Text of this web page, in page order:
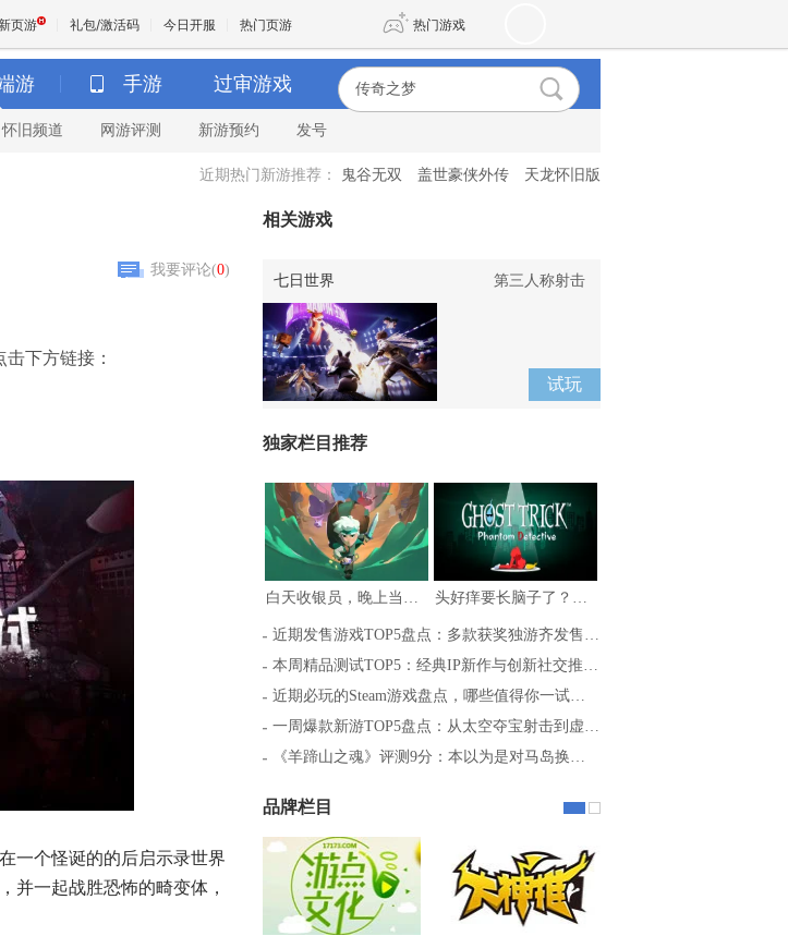
新页游 礼包/激活码 今日开服 热门页游 热门游戏
游 手游 过审游戏
怀旧频道 网游评测 新游预约 发号
近期热门新游推荐： 鬼谷无双 盖世豪侠外传 天龙怀旧版
我要评论(0)
下方链接：
一个怪诞的的后启示录世界
并一起战胜恐怖的畸变体，
相关游戏
七日世界 第三人称射击
试玩
独家栏目推荐
白天收银员，晚上当勇者，《夜勤人2：无尽… 头好痒要长脑子了？盘点5款一玩就停不下的…
近期发售游戏TOP5盘点：多款获奖独游齐发售…
本周精品测试TOP5：经典IP新作与创新社交推…
近期必玩的Steam游戏盘点，哪些值得你一试…
一周爆款新游TOP5盘点：从太空夺宝射击到虚…
《羊蹄山之魂》评测9分：本以为是对马岛换…
品牌栏目